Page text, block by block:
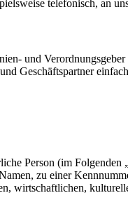
telefonisch, an
und
Geschäftspartner
Person (im
zu einer
wirtschaftlichen,